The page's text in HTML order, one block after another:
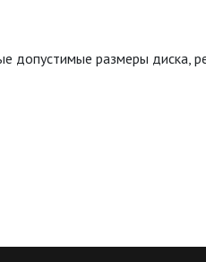
допустимые размеры диска,